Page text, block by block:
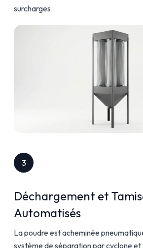
surcharges.
3
Déchargement et
Automatisés
La poudre est acheminée
système de séparation par cyclone